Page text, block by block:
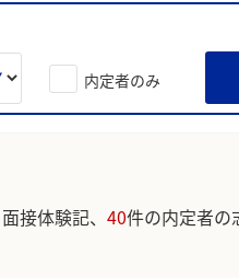
内定者のみ
接体験記、 40件の内定者の